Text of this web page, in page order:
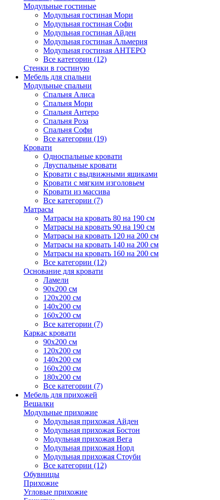
Модульные гостиные
Модульная гостиная Мори
Модульная гостиная Софи
Модульная гостиная Айден
Модульная гостиная Альмерия
Модульная гостиная АНТЕРО
Все категории (12)
Стенки в гостиную
Мебель для спальни
Модульные спальни
Спальня Алиса
Спальня Мори
Спальня Антеро
Спальня Роза
Спальня Софи
Все категории (19)
Кровати
Односпальные кровати
Двуспальные кровати
Кровати с выдвижными ящиками
Кровати с мягким изголовьем
Кровати из массива
Все категории (7)
Матрасы
Матрасы на кровать 80 на 190 см
Матрасы на кровать 90 на 190 см
Матрасы на кровать 120 на 200 см
Матрасы на кровать 140 на 200 см
Матрасы на кровать 160 на 200 см
Все категории (12)
Основание для кровати
Ламели
90х200 см
120х200 см
140х200 см
160х200 см
Все категории (7)
Каркас кровати
90х200 см
120х200 см
140х200 см
160х200 см
180х200 см
Все категории (7)
Мебель для прихожей
Вешалки
Модульные прихожие
Модульная прихожая Айден
Модульная прихожая Бостон
Модульная прихожая Вега
Модульная прихожая Норд
Модульная прихожая Стоуби
Все категории (12)
Обувницы
Прихожие
Угловые прихожие